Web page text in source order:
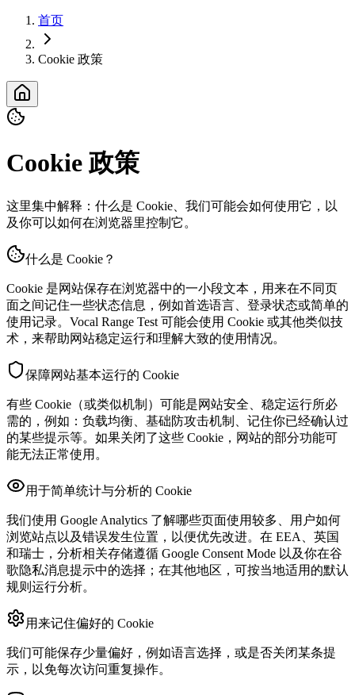
首页
Cookie 政策
Cookie 政策
这里集中解释：什么是 Cookie、我们可能会如何使用它，以
及你可以如何在浏览器里控制它。
什么是 Cookie？
Cookie 是网站保存在浏览器中的一小段文本，用来在不同页
面之间记住一些状态信息，例如首选语言、登录状态或简单的
使用记录。Vocal Range Test 可能会使用 Cookie 或其他类似技
术，来帮助网站稳定运行和理解大致的使用情况。
保障网站基本运行的 Cookie
有些 Cookie（或类似机制）可能是网站安全、稳定运行所必
需的，例如：负载均衡、基础防攻击机制、记住你已经确认过
的某些提示等。如果关闭了这些 Cookie，网站的部分功能可
能无法正常使用。
用于简单统计与分析的 Cookie
我们使用 Google Analytics 了解哪些页面使用较多、用户如何
浏览站点以及错误发生位置，以便优先改进。在 EEA、英国
和瑞士，分析相关存储遵循 Google Consent Mode 以及你在谷
歌隐私消息提示中的选择；在其他地区，可按当地适用的默认
规则运行分析。
用来记住偏好的 Cookie
我们可能保存少量偏好，例如语言选择，或是否关闭某条提
示，以免每次访问重复操作。